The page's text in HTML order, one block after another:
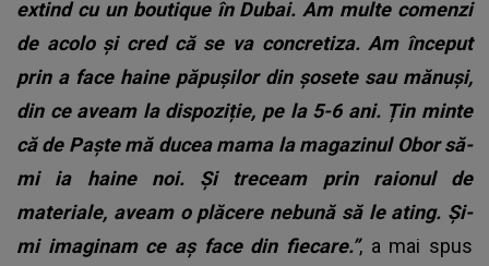
extind cu un boutique în Dubai. Am multe comenzi
de acolo și cred că se va concretiza. Am început
prin a face haine păpușilor din șosete sau mănuși,
din ce aveam la dispoziție, pe la 5-6 ani. Țin minte
că de Paște mă ducea mama la magazinul Obor să-
mi ia haine noi. Și treceam prin raionul de
materiale, aveam o plăcere nebună să le ating. Și-
mi imaginam ce aș face din fiecare.”, a mai spus